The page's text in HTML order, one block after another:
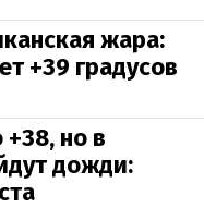
жара:
+39 градусов
но в
дожди: